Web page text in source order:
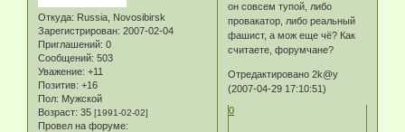
Откуда: Russia, Novosibirsk
Зарегистрирован: 2007-02-04
Приглашений: 0
Сообщений: 503
Уважение: +11
Позитив: +16
Пол: Мужской
Возраст: 35 [1991-02-02]
Провел на форуме:
он совсем тупой, либо
провакатор, либо реальный
фашист, а мож еще чё? Как
считаете, форумчане?
Отредактировано 2k@y
(2007-04-29 17:10:51)
0